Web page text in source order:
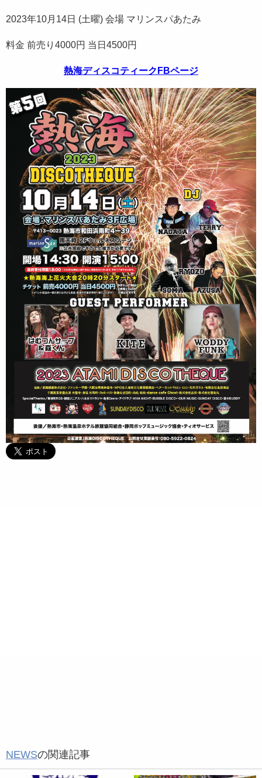
2023年10月14日 (土曜) 会場 マリンスパあたみ
料金 前売り4000円 当日4500円
熱海ディスコティークFBページ
NEWSの関連記事